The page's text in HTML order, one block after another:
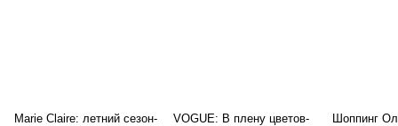
Marie Claire: летний сезон- VOGUE: В плену цветов- Шоппинг